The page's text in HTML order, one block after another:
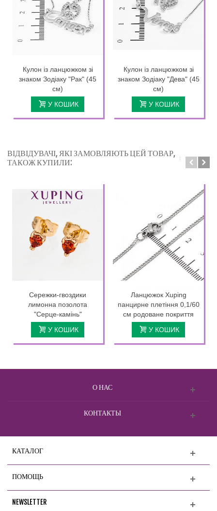
Кулон із ланцюжком зі
знаком Зодіаку "Рак" (45
см)
У КОШИК
Кулон із ланцюжком зі
знаком Зодіаку "Дева" (45
см)
У КОШИК
ВІДВІДУВАЧІ, ЯКІ ЗАМОВЛЯЮТЬ ЦЕЙ ТОВАР,
ТАКОЖ КУПИЛИ:
Сережки-гвоздики
лимонна позолота
"Серце-камінь"
У КОШИК
Ланцюжок Xuping
панцирне плетіння 0,1/60
см родоване покриття
У КОШИК
О НАС
КОНТАКТЫ
КАТАЛОГ
ПОМОЩЬ
NEWSLETTER